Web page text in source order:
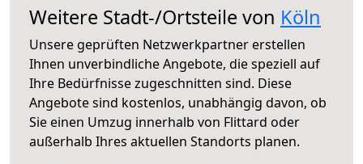
Weitere Stadt-/Ortsteile von Köln
Unsere geprüften Netzwerkpartner erstellen
Ihnen unverbindliche Angebote, die speziell auf
Ihre Bedürfnisse zugeschnitten sind. Diese
Angebote sind kostenlos, unabhängig davon, ob
Sie einen Umzug innerhalb von Flittard oder
außerhalb Ihres aktuellen Standorts planen.